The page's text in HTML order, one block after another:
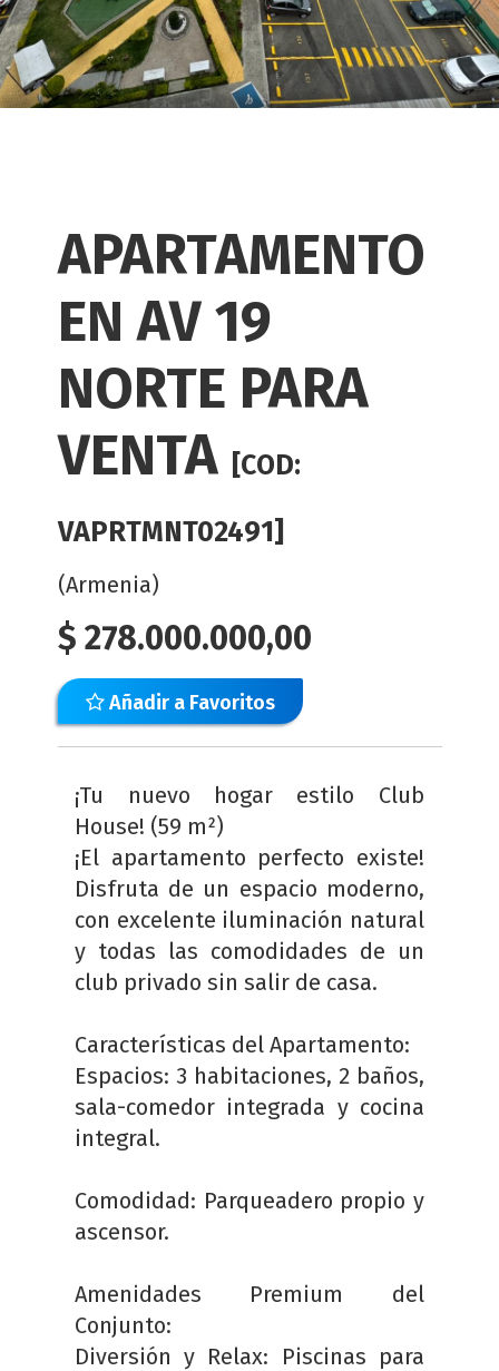
APARTAMENTO
EN AV 19
NORTE PARA
VENTA [COD:
VAPRTMNT02491]
(Armenia)
$278.000.000,00
Añadir a Favoritos
¡Tu nuevo hogar estilo Club
House! (59 m²)
¡El apartamento perfecto existe!
Disfruta de un espacio moderno,
con excelente iluminación natural
y todas las comodidades de un
club privado sin salir de casa.
Características del Apartamento:
Espacios: 3 habitaciones, 2 baños,
sala-comedor integrada y cocina
integral.
Comodidad: Parqueadero propio y
ascensor.
Amenidades Premium del
Conjunto:
Diversión y Relax: Piscinas para